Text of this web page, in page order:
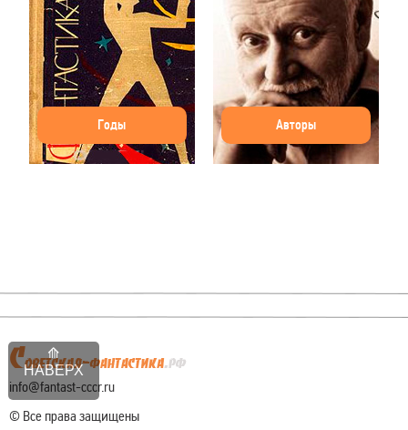
НАВЕРХ
Годы Авторы
info@fantast-cccr.ru
© Все права защищены